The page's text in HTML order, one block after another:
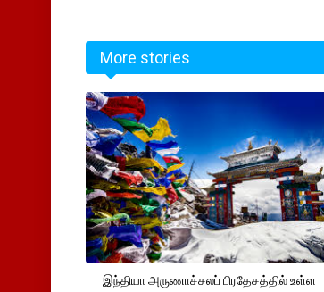
More stories
இந்தியா அருணாச்சலப் பிரதேசத்தில் உள்ள